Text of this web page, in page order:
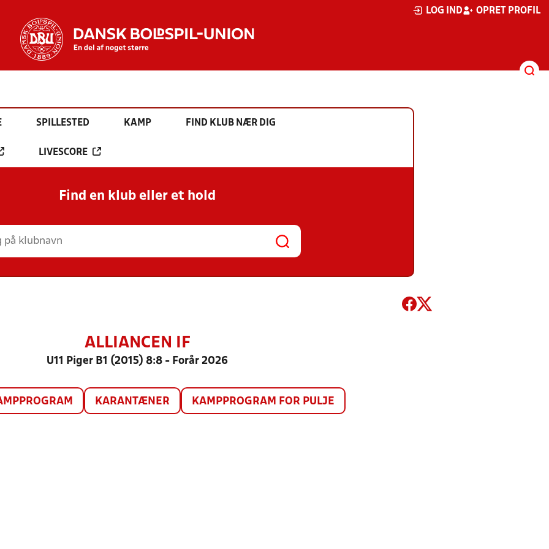
LOG IND OPRET PROFIL
SPILLESTED KAMP FIND KLUB NÆR DIG
LIVESCORE
Find en klub eller et hold
ALLIANCEN IF
U11 Piger B1 (2015) 8:8 - Forår 2026
KARANTÆNER KAMPPROGRAM FOR PULJE